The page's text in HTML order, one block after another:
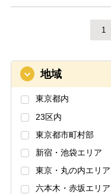
1
地域
東京都内
23区内
東京都市町村部
新宿・池袋エリア
東京・丸の内エリア
六本木・赤坂エリア